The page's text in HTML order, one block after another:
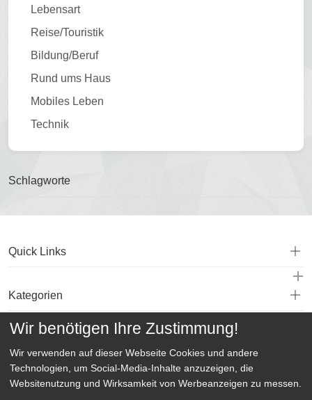
Lebensart
Reise/Touristik
Bildung/Beruf
Rund ums Haus
Mobiles Leben
Technik
Schlagworte
Quick Links
Kategorien
Wir benötigen Ihre Zustimmung!
Wir verwenden auf dieser Webseite Cookies und andere
Technologien, um Social-Media-Inhalte anzuzeigen, die
Websitenutzung und Wirksamkeit von Werbeanzeigen zu messen.